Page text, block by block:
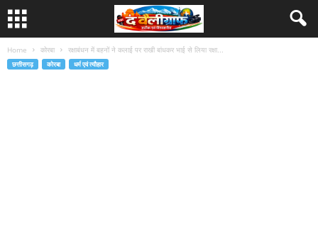
Home कोरबा रक्षाबंधन में बहनों ने कलाई पर राखी बांधकर भाई से लिया रक्षा...
छत्तीसगढ़ कोरबा धर्म एवं त्यौहार